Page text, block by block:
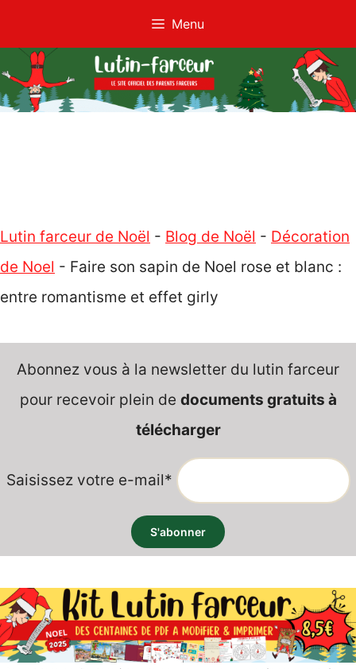
au
contenu
Menu
Lutin farceur de Noël - Blog de Noël - Décoration
de Noel - Faire son sapin de Noel rose et blanc :
entre romantisme et effet girly
Abonnez vous à la newsletter du lutin farceur
pour recevoir plein de documents gratuits à
télécharger
Saisissez votre e-mail*